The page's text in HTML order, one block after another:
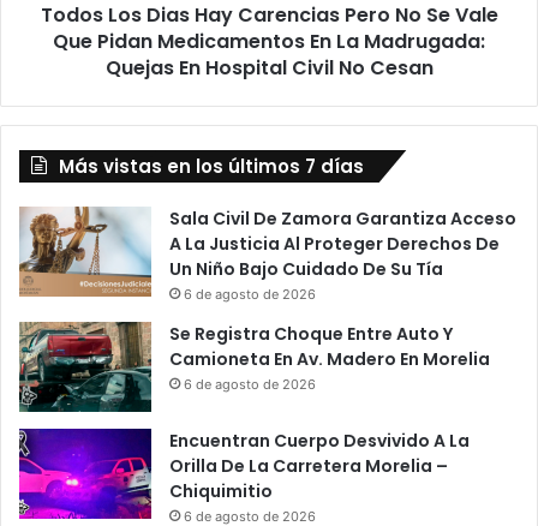
Que
Pidan
Medicamentos
La
Quejas
En
Hospital
Civil
No
Cesan
Todos Los Dias Hay Carencias Pero No Se Vale
Que Pidan Medicamentos En La Madrugada:
Quejas En Hospital Civil No Cesan
Más vistas en los últimos 7 días
Sala Civil De Zamora Garantiza Acceso
A La Justicia Al Proteger Derechos De
Un Niño Bajo Cuidado De Su Tía
6 de agosto de 2026
Se Registra Choque Entre Auto Y
Camioneta En Av. Madero En Morelia
6 de agosto de 2026
Encuentran Cuerpo Desvivido A La
Orilla De La Carretera Morelia –
Chiquimitio
6 de agosto de 2026